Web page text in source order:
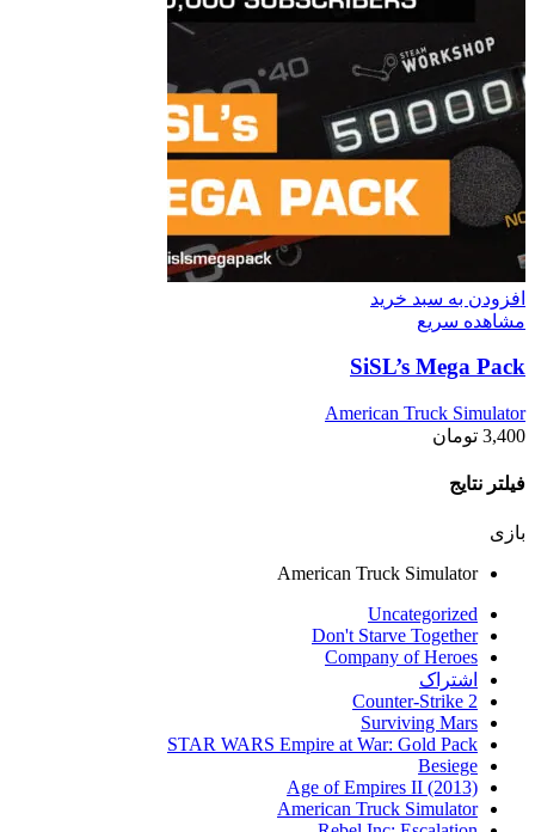
افزودن به سبد خرید
مشاهده سریع
SiSL’s Mega Pack
American Truck Simulator
3,400 تومان
فیلتر نتایج
بازی
American Truck Simulator
Uncategorized
Don't Starve Together
Company of Heroes
اشتراک
Counter-Strike 2
Surviving Mars
STAR WARS Empire at War: Gold Pack
Besiege
Age of Empires II (2013)
American Truck Simulator